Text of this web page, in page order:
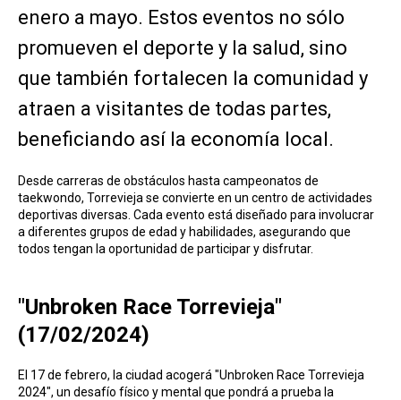
enero a mayo. Estos eventos no sólo
promueven el deporte y la salud, sino
que también fortalecen la comunidad y
atraen a visitantes de todas partes,
beneficiando así la economía local.
Desde carreras de obstáculos hasta campeonatos de
taekwondo, Torrevieja se convierte en un centro de actividades
deportivas diversas. Cada evento está diseñado para involucrar
a diferentes grupos de edad y habilidades, asegurando que
todos tengan la oportunidad de participar y disfrutar.
"Unbroken Race Torrevieja"
(17/02/2024)
El 17 de febrero, la ciudad acogerá "Unbroken Race Torrevieja
2024", un desafío físico y mental que pondrá a prueba la